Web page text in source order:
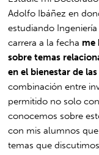
Adolfo Ibáñez en
estudiando
carrera a la fecha me
sobre temas
en el bienestar de
combinación entre
permitido no solo
conocemos sobre
con mis alumnos
temas que